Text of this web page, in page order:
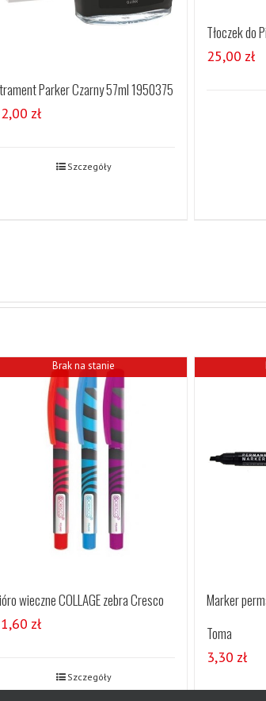
Parker Czarny 57ml 1950375
zł
Szczegóły
Tłoczek do
25,00 zł
Brak na stanie
wieczne COLLAGE zebra Cresco
zł
Szczegóły
Marker
Toma
3,30 zł